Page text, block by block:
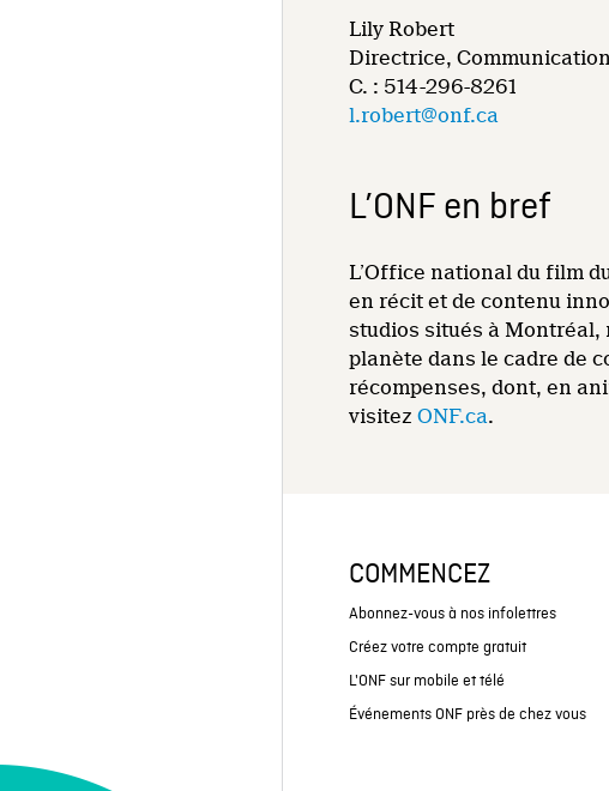
Lily Robert
Directrice,
C. : 514-296-8261
l.robert@onf.ca
L’ONF en bref
L’Office national du film
en récit et de contenu
studios situés à Montréal,
planète dans le cadre de
récompenses, dont, en
visitezONF.ca.
COMMENCEZ
Abonnez-vous à nos infolettres
Créez votre compte gratuit
L'ONF sur mobile et télé
Événements ONF près de chez vous